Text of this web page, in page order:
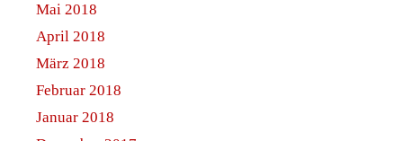
Mai 2018
April 2018
März 2018
Februar 2018
Januar 2018